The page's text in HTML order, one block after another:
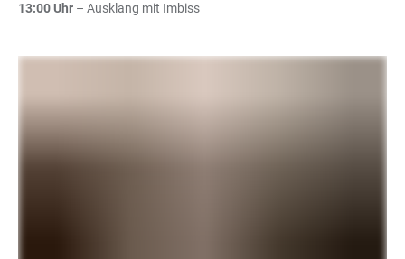
13:00 Uhr – Ausklang mit Imbiss